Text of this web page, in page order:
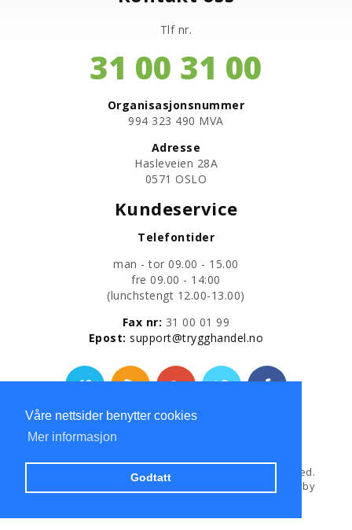
Våre nettsider benytter cookies
Mer informasjon
Godtatt
Tlf nr.
31 00 31 00
Organisasjonsnummer
​994 323 490 MVA
Adresse
Hasleveien 28A
0571 OSLO
Kundeservice
Telefontider
man - tor 09.00 - 15.00
fre 09.00 - 14:00
​(lunchstengt 12.00-13.00)
Fax nr: 31 00 01 99
​Epost:support@trygghandel.no
Personvernerklæring
Trygg Handel AS
All Rights Reserved.
Hosted and Developed by
Powered by